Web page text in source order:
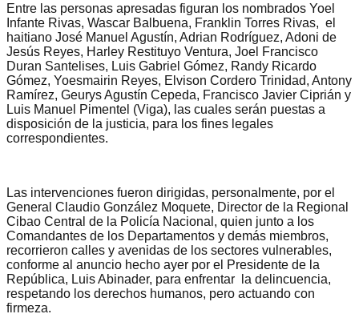
Entre las personas apresadas figuran los nombrados Yoel
Infante Rivas, Wascar Balbuena, Franklin Torres Rivas, el
haitiano José Manuel Agustín, Adrian Rodríguez, Adoni de
Jesús Reyes, Harley Restituyo Ventura, Joel Francisco
Duran Santelises, Luis Gabriel Gómez, Randy Ricardo
Gómez, Yoesmairin Reyes, Elvison Cordero Trinidad, Antony
Ramírez, Geurys Agustín Cepeda, Francisco Javier Ciprián y
Luis Manuel Pimentel (Viga), las cuales serán puestas a
disposición de la justicia, para los fines legales
correspondientes.
Las intervenciones fueron dirigidas, personalmente, por el
General Claudio González Moquete, Director de la Regional
Cibao Central de la Policía Nacional, quien junto a los
Comandantes de los Departamentos y demás miembros,
recorrieron calles y avenidas de los sectores vulnerables,
conforme al anuncio hecho ayer por el Presidente de la
República, Luis Abinader, para enfrentar la delincuencia,
respetando los derechos humanos, pero actuando con
firmeza.